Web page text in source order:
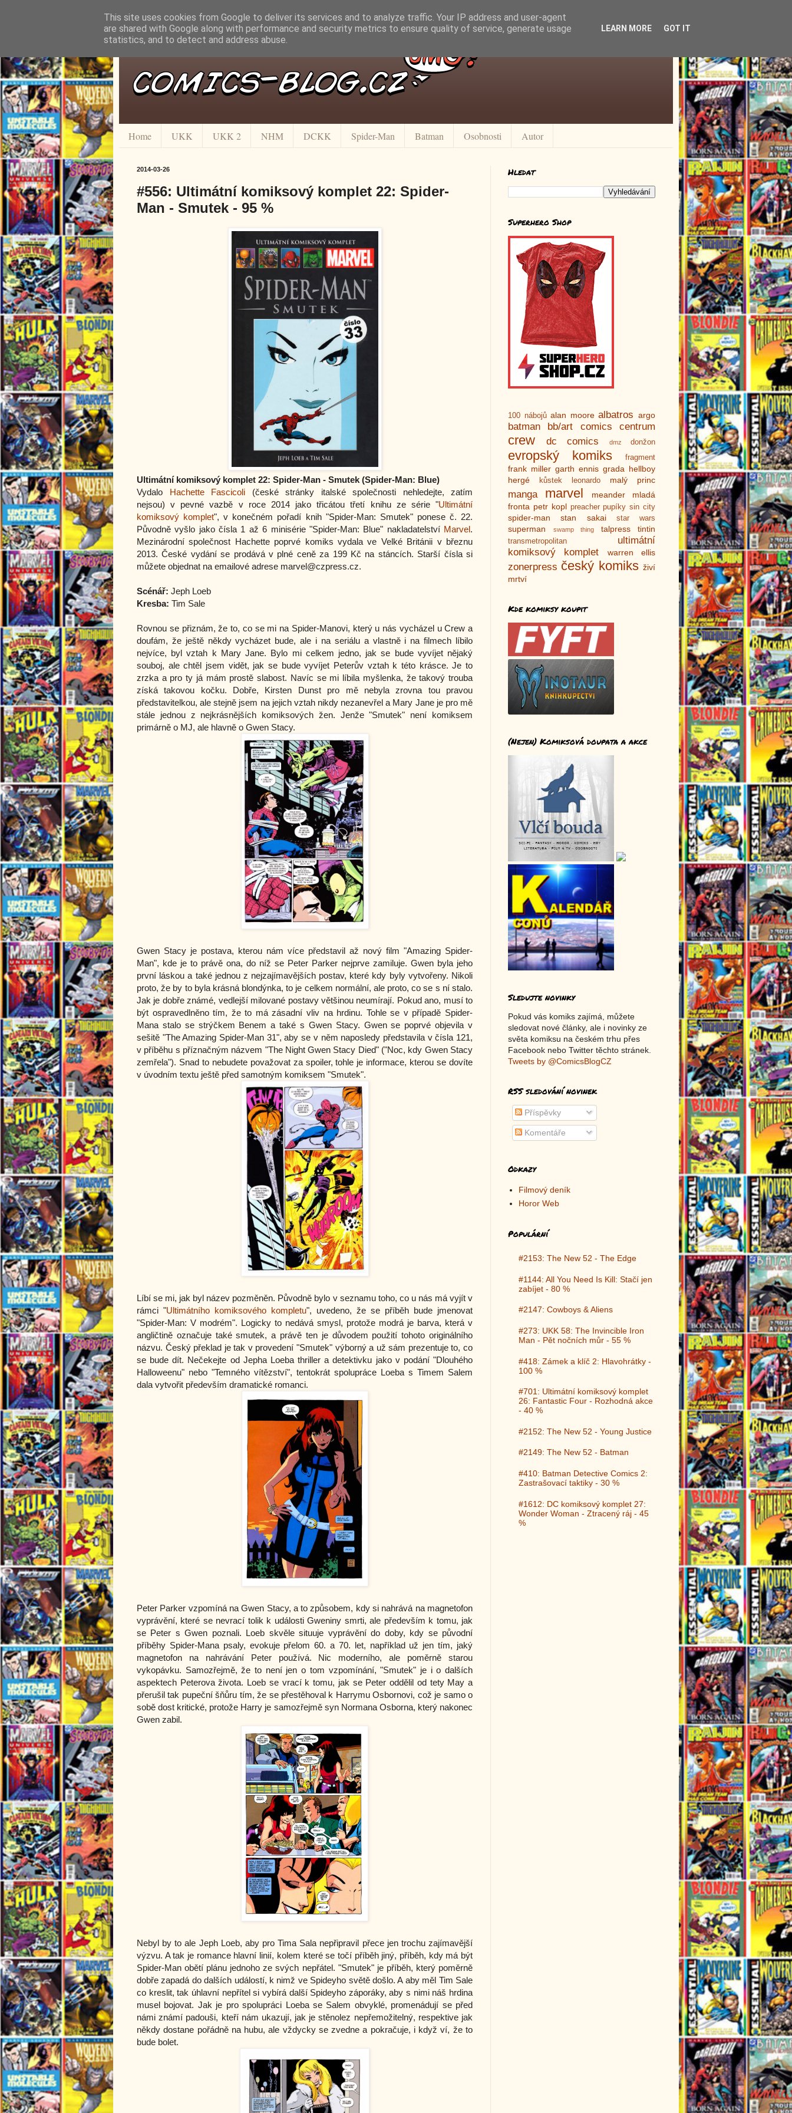
Home UKK UKK 2 NHM DCKK Spider-Man Batman Osobnosti Autor
2014-03-26
#556: Ultimátní komiksový komplet 22: Spider-
Man - Smutek - 95 %
Ultimátní komiksový komplet 22: Spider-Man - Smutek (Spider-Man: Blue)
Vydalo Hachette Fascicoli (české stránky italské společnosti nehledejte, zatím
nejsou) v pevné vazbě v roce 2014 jako třicátou třetí knihu ze série "Ultimátní
komiksový komplet", v konečném pořadí knih "Spider-Man: Smutek" ponese č. 22.
Původně vyšlo jako čísla 1 až 6 minisérie "Spider-Man: Blue" nakladatelství Marvel.
Mezinárodní společnost Hachette poprvé komiks vydala ve Velké Británii v březnu
2013. České vydání se prodává v plné ceně za 199 Kč na stáncích. Starší čísla si
můžete objednat na emailové adrese marvel@czpress.cz.
Scénář: Jeph Loeb
Kresba: Tim Sale
Rovnou se přiznám, že to, co se mi na Spider-Manovi, který u nás vycházel u Crew a
doufám, že ještě někdy vycházet bude, ale i na seriálu a vlastně i na filmech líbilo
nejvíce, byl vztah k Mary Jane. Bylo mi celkem jedno, jak se bude vyvíjet nějaký
souboj, ale chtěl jsem vidět, jak se bude vyvíjet Peterův vztah k této krásce. Je to
zrzka a pro ty já mám prostě slabost. Navíc se mi líbila myšlenka, že takový trouba
získá takovou kočku. Dobře, Kirsten Dunst pro mě nebyla zrovna tou pravou
představitelkou, ale stejně jsem na jejich vztah nikdy nezanevřel a Mary Jane je pro mě
stále jednou z nejkrásnějších komiksových žen. Jenže "Smutek" není komiksem
primárně o MJ, ale hlavně o Gwen Stacy.
Gwen Stacy je postava, kterou nám více představil až nový film "Amazing Spider-
Man", kde je to právě ona, do níž se Peter Parker nejprve zamiluje. Gwen byla jeho
první láskou a také jednou z nejzajímavějších postav, které kdy byly vytvořeny. Nikoli
proto, že by to byla krásná blondýnka, to je celkem normální, ale proto, co se s ní stalo.
Jak je dobře známé, vedlejší milované postavy většinou neumírají. Pokud ano, musí to
být ospravedlněno tím, že to má zásadní vliv na hrdinu. Tohle se v případě Spider-
Mana stalo se strýčkem Benem a také s Gwen Stacy. Gwen se poprvé objevila v
sešitě "The Amazing Spider-Man 31", aby se v něm naposledy představila v čísla 121,
v příběhu s příznačným názvem "The Night Gwen Stacy Died" ("Noc, kdy Gwen Stacy
zemřela"). Snad to nebudete považovat za spoiler, tohle je informace, kterou se dovíte
v úvodním textu ještě před samotným komiksem "Smutek".
Líbí se mi, jak byl název pozměněn. Původně bylo v seznamu toho, co u nás má vyjít v
rámci "Ultimátního komiksového kompletu", uvedeno, že se příběh bude jmenovat
"Spider-Man: V modrém". Logicky to nedává smysl, protože modrá je barva, která v
angličtině označuje také smutek, a právě ten je důvodem použití tohoto originálního
názvu. Český překlad je tak v provedení "Smutek" výborný a už sám prezentuje to, co
se bude dít. Nečekejte od Jepha Loeba thriller a detektivku jako v podání "Dlouhého
Halloweenu" nebo "Temného vítězství", tentokrát spolupráce Loeba s Timem Salem
dala vytvořit především dramatické romanci.
Peter Parker vzpomíná na Gwen Stacy, a to způsobem, kdy si nahrává na magnetofon
vyprávění, které se nevrací tolik k události Gweniny smrti, ale především k tomu, jak
se Peter s Gwen poznali. Loeb skvěle situuje vyprávění do doby, kdy se původní
příběhy Spider-Mana psaly, evokuje přelom 60. a 70. let, například už jen tím, jaký
magnetofon na nahrávání Peter používá. Nic moderního, ale poměrně starou
vykopávku. Samozřejmě, že to není jen o tom vzpomínání, "Smutek" je i o dalších
aspektech Peterova života. Loeb se vrací k tomu, jak se Peter oddělil od tety May a
přerušil tak pupeční šňůru tím, že se přestěhoval k Harrymu Osbornovi, což je samo o
sobě dost kritické, protože Harry je samozřejmě syn Normana Osborna, který nakonec
Gwen zabil.
Nebyl by to ale Jeph Loeb, aby pro Tima Sala nepřipravil přece jen trochu zajímavější
výzvu. A tak je romance hlavní linií, kolem které se točí příběh jiný, příběh, kdy má být
Spider-Man obětí plánu jednoho ze svých nepřátel. "Smutek" je příběh, který poměrně
dobře zapadá do dalších událostí, k nimž ve Spideyho světě došlo. A aby měl Tim Sale
co kreslit, tak úhlavní nepřítel si vybírá další Spideyho záporáky, aby s nimi náš hrdina
musel bojovat. Jak je pro spolupráci Loeba se Salem obvyklé, promenádují se před
námi známí padouši, kteří nám ukazují, jak je stěnolez nepřemožitelný, respektive jak
někdy dostane pořádně na hubu, ale vždycky se zvedne a pokračuje, i když ví, že to
bude bolet.
Hledat
Superhero Shop
100 nábojů alan moore albatros argo
batman bb/art comics centrum
crew dc comics dmz donžon
evropský komiks fragment
frank miller garth ennis grada hellboy
hergé
kůstek leonardo malý princ
manga marvel meander
mladá
fronta petr kopl preacher pupíky sin city
spider-man stan sakai star wars
superman swamp thing talpress tintin
transmetropolitan
ultimátní
komiksový komplet
warren ellis
zonerpress český komiks živí
mrtví
Kde komiksy koupit
(Nejen) Komiksová doupata a akce
Sledujte novinky
Pokud vás komiks zajímá, můžete
sledovat nové články, ale i novinky ze
světa komiksu na českém trhu přes
Facebook nebo Twitter těchto stránek.
Tweets by @ComicsBlogCZ
RSS sledování novinek
Příspěvky
Komentáře
Odkazy
Filmový deník
Horor Web
Populární
#2153: The New 52 - The Edge
#1144: All You Need Is Kill: Stačí jen
zabíjet - 80 %
#2147: Cowboys & Aliens
#273: UKK 58: The Invincible Iron
Man - Pět nočních můr - 55 %
#418: Zámek a klíč 2: Hlavohrátky -
100 %
#701: Ultimátní komiksový komplet
26: Fantastic Four - Rozhodná akce
- 40 %
#2152: The New 52 - Young Justice
#2149: The New 52 - Batman
#410: Batman Detective Comics 2:
Zastrašovací taktiky - 30 %
#1612: DC komiksový komplet 27:
Wonder Woman - Ztracený ráj - 45
%
This site uses cookies from Google to deliver its services and to analyze traffic. Your IP address and user-agent
are shared with Google along with performance and security metrics to ensure quality of service, generate usage
statistics, and to detect and address abuse.
LEARN MORE GOT IT